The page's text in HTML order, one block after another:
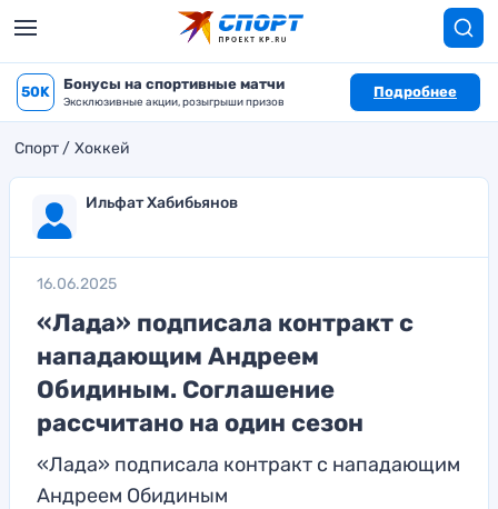
50K Бонусы на спортивные матчи
Эксклюзивные акции, розыгрыши призов
Подробнее
Спорт Хоккей
Ильфат Хабибьянов
16.06.2025
«Лада» подписала контракт с
нападающим Андреем
Обидиным. Соглашение
рассчитано на один сезон
«Лада» подписала контракт с нападающим
Андреем Обидиным